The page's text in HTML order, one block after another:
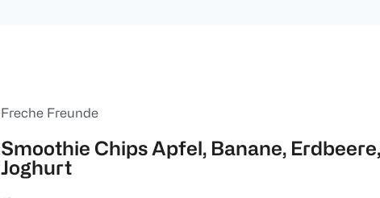
Freche Freunde
Smoothie Chips Apfel, Banane, Erdbeere,
Joghurt